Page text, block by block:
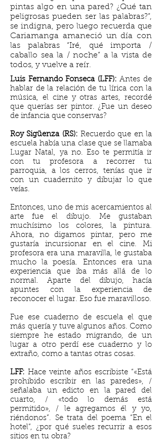
pintas algo en una pared? ¿Qué tan
peligrosas pueden ser las palabras?”,
se indigna, pero luego recuerda que
Cariamanga amaneció un día con
las palabras “Iré, qué importa /
caballo sea la / noche” a la vista de
todos, y vuelve a reír.
Luis Fernando Fonseca (LFF):Antes de
hablar de la relación de tu lírica con la
música, el cine y otras artes, recordé
que querías ser pintor. ¿Fue un deseo
de infancia que conservas?
Roy Sigüenza (RS): Recuerdo que en la
escuela había una clase que se llamaba
Lugar Natal, ya no. Eso te permitía ir
con tu profesora a recorrer tu
parroquia, a los cerros, tenías que ir
con un cuadernito y dibujar lo que
veías.
Entonces, uno de mis acercamientos al
arte fue el dibujo. Me gustaban
muchísimo los colores, la pintura.
Ahora, no digamos pintar, pero me
gustaría incursionar en el cine. Mi
profesora era una maravilla, le gustaba
mucho la poesía. Entonces era una
experiencia que iba más allá de lo
normal. Aparte del dibujo, hacía
apuntes con la experiencia de
reconocer el lugar. Eso fue maravilloso.
Fue ese cuaderno de escuela el que
más quería y tuve algunos años. Como
siempre he estado migrando, de un
lugar a otro perdí ese cuaderno y lo
extraño, como a tantas otras cosas.
LFF:Hace veinte años escribiste “«Está
prohibido escribir en las paredes», /
señalaba un edicto en la pared del
cuarto, / «todo lo demás está
permitido», / le agregamos él y yo,
riéndonos”. Se trata del poema “En el
hotel”, ¿por qué sueles recurrir a esos
sitios en tu obra?